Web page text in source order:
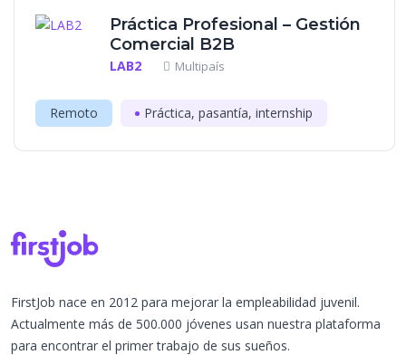
Práctica Profesional – Gestión
Comercial B2B
LAB2 Multipaís
Remoto Práctica, pasantía, internship
FirstJob nace en 2012 para mejorar la empleabilidad juvenil.
Actualmente más de 500.000 jóvenes usan nuestra plataforma
para encontrar el primer trabajo de sus sueños.